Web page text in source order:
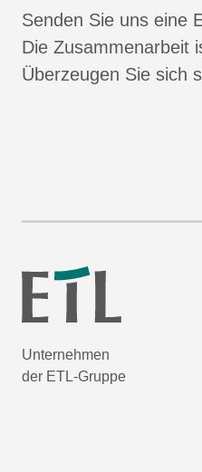
Senden Sie uns eine
Die Zusammenarbeit
Überzeugen Sie sich
Unternehmen
der ETL-Gruppe